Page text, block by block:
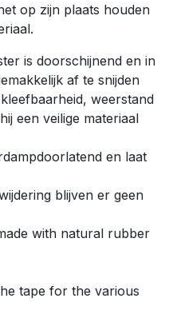
op zijn plaats houden
is doorschijnend en in
af te snijden
weerstand
een veilige materiaal
en laat
blijven er geen
with natural rubber
tape for the various